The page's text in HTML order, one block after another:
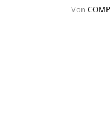
Von